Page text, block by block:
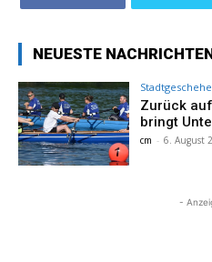
NEUESTE
Zurück
bringt
cm - 6. August
-